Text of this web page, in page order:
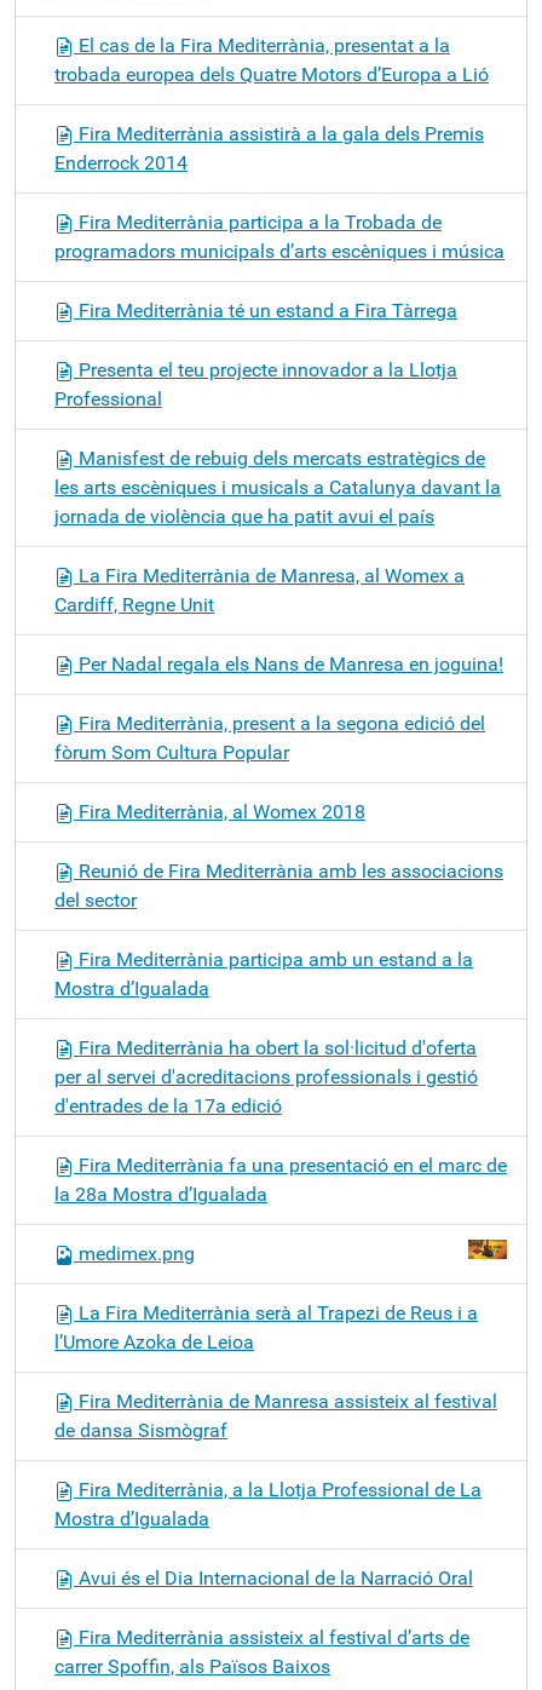
El cas de la Fira Mediterrània, presentat a la
trobada europea dels Quatre Motors d’Europa a Lió
Fira Mediterrània assistirà a la gala dels Premis
Enderrock 2014
Fira Mediterrània participa a la Trobada de
programadors municipals d’arts escèniques i música
Fira Mediterrània té un estand a Fira Tàrrega
Presenta el teu projecte innovador a la Llotja
Professional
Manisfest de rebuig dels mercats estratègics de
les arts escèniques i musicals a Catalunya davant la
jornada de violència que ha patit avui el país
La Fira Mediterrània de Manresa, al Womex a
Cardiff, Regne Unit
Per Nadal regala els Nans de Manresa en joguina!
Fira Mediterrània, present a la segona edició del
fòrum Som Cultura Popular
Fira Mediterrània, al Womex 2018
Reunió de Fira Mediterrània amb les associacions
del sector
Fira Mediterrània participa amb un estand a la
Mostra d’Igualada
Fira Mediterrània ha obert la sol·licitud d'oferta
per al servei d'acreditacions professionals i gestió
d'entrades de la 17a edició
Fira Mediterrània fa una presentació en el marc de
la 28a Mostra d’Igualada
medimex.png
La Fira Mediterrània serà al Trapezi de Reus i a
l’Umore Azoka de Leioa
Fira Mediterrània de Manresa assisteix al festival
de dansa Sismògraf
Fira Mediterrània, a la Llotja Professional de La
Mostra d’Igualada
Avui és el Dia Internacional de la Narració Oral
Fira Mediterrània assisteix al festival d’arts de
carrer Spoffin, als Països Baixos